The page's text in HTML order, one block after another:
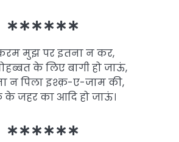
∗∗∗∗∗∗
मुझ पर इतना न कर,
के लिए बागी हो जाऊं,
न पिला इश्क़-ए-जाम की,
जहर का आदि हो जाऊं।
∗∗∗∗∗∗